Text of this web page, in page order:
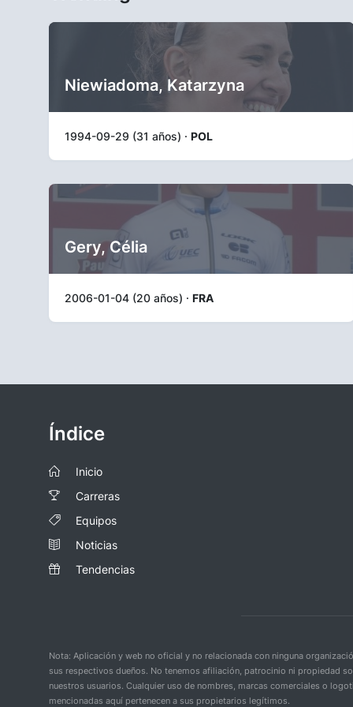
Niewiadoma, Katarzyna
1994-09-29 (31 años) · POL
Gery, Célia
2006-01-04 (20 años) · FRA
Índice
Inicio
Carreras
Equipos
Noticias
Tendencias
Nota: Aplicación y web no oficial y no relacionada con ninguna
sus respectivos dueños. No tenemos afiliación, patrocinio ni propiedad
nuestros usuarios. Cualquier uso de nombres, marcas comerciales o
mencionadas aquí pertenecen a sus propietarios legítimos.